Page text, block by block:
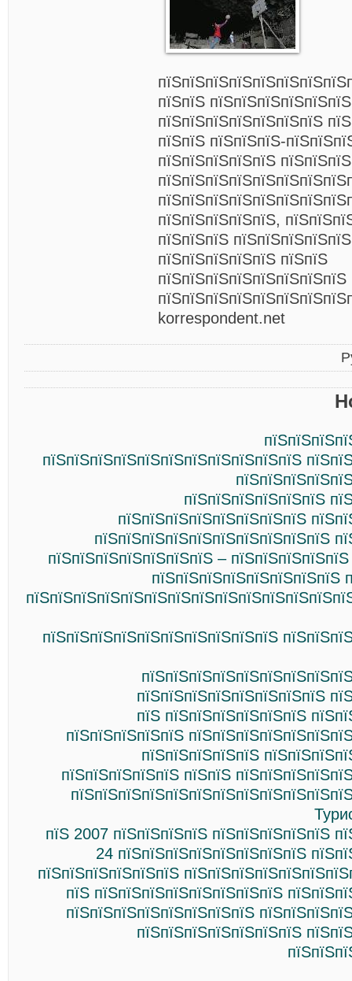
пїЅпїЅ пїЅпїЅпїЅпїЅпїЅпїЅ
пїЅпїЅпїЅпїЅпїЅпїЅпїЅ
пїЅпїЅ пїЅпїЅпїЅ-
пїЅпїЅпїЅпїЅпїЅ
пїЅпїЅпїЅпїЅпїЅ,
пїЅпїЅпїЅ
пїЅпїЅпїЅпїЅпїЅ пїЅпїЅ
пїЅпїЅпїЅпїЅпїЅпїЅпїЅпїЅ
korrespondent.net
пїЅпїЅпїЅпїЅпїЅпїЅпїЅпїЅпїЅпїЅпїЅ
пїЅпїЅпїЅпїЅпїЅпїЅ
пїЅпїЅпїЅпїЅпїЅпїЅпїЅпїЅ
пїЅпїЅпїЅпїЅпїЅпїЅпїЅпїЅпїЅпїЅ
пїЅпїЅпїЅпїЅпїЅпїЅпїЅ –
пїЅпїЅпїЅпїЅпїЅпїЅпїЅпїЅ
пїЅпїЅпїЅпїЅпїЅпїЅпїЅпїЅпїЅпїЅ
пїЅпїЅпїЅпїЅпїЅпїЅпїЅпїЅ
пїЅ пїЅпїЅпїЅпїЅпїЅпїЅ
пїЅпїЅпїЅпїЅпїЅ
пїЅпїЅпїЅпїЅпїЅ
пїЅпїЅпїЅпїЅпїЅ пїЅпїЅ
пїЅ 2007 пїЅпїЅпїЅпїЅ пїЅпїЅпїЅпїЅпїЅ
24 пїЅпїЅпїЅпїЅпїЅпїЅпїЅпїЅ
пїЅпїЅпїЅпїЅпїЅпїЅ
пїЅ пїЅпїЅпїЅпїЅпїЅпїЅпїЅпїЅ
пїЅпїЅпїЅпїЅпїЅпїЅпїЅпїЅ
пїЅпїЅпїЅпїЅпїЅпїЅпїЅ